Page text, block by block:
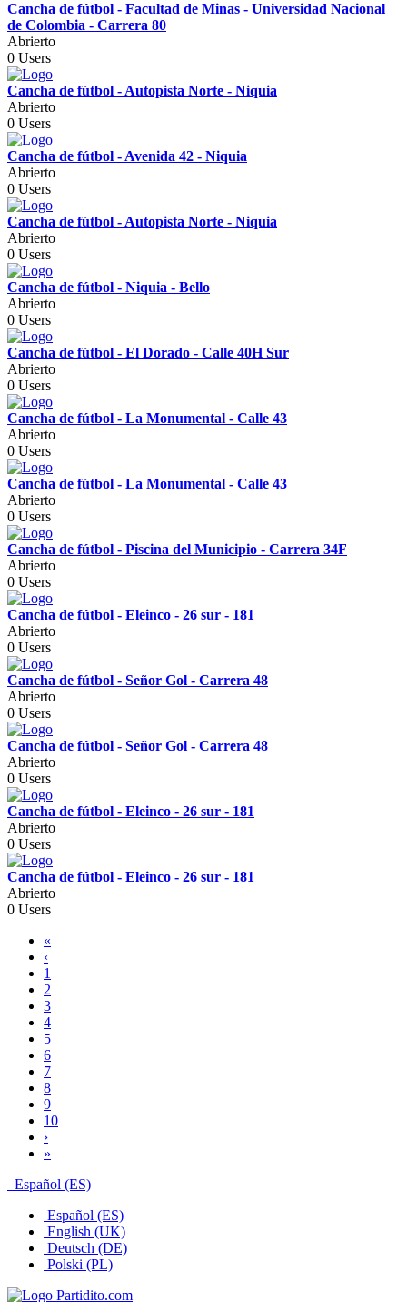
Cancha de fútbol - Facultad de Minas - Universidad Nacional
de Colombia - Carrera 80
Abrierto
0 Users
Cancha de fútbol - Autopista Norte - Niquia
Abrierto
0 Users
Cancha de fútbol - Avenida 42 - Niquia
Abrierto
0 Users
Cancha de fútbol - Autopista Norte - Niquia
Abrierto
0 Users
Cancha de fútbol - Niquia - Bello
Abrierto
0 Users
Cancha de fútbol - El Dorado - Calle 40H Sur
Abrierto
0 Users
Cancha de fútbol - La Monumental - Calle 43
Abrierto
0 Users
Cancha de fútbol - La Monumental - Calle 43
Abrierto
0 Users
Cancha de fútbol - Piscina del Municipio - Carrera 34F
Abrierto
0 Users
Cancha de fútbol - Eleinco - 26 sur - 181
Abrierto
0 Users
Cancha de fútbol - Señor Gol - Carrera 48
Abrierto
0 Users
Cancha de fútbol - Señor Gol - Carrera 48
Abrierto
0 Users
Cancha de fútbol - Eleinco - 26 sur - 181
Abrierto
0 Users
Cancha de fútbol - Eleinco - 26 sur - 181
Abrierto
0 Users
«
‹
1
2
3
4
5
6
7
8
9
10
›
»
Español (ES)
Español (ES)
English (UK)
Deutsch (DE)
Polski (PL)